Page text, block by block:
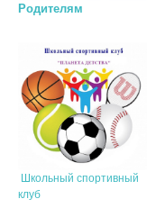
Родителям
Школьный спортивный
клуб